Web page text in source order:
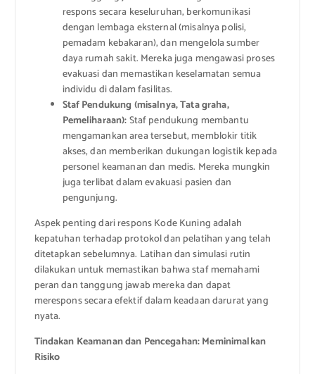
respons secara keseluruhan, berkomunikasi
dengan lembaga eksternal (misalnya polisi,
pemadam kebakaran), dan mengelola sumber
daya rumah sakit. Mereka juga mengawasi proses
evakuasi dan memastikan keselamatan semua
individu di dalam fasilitas.
Staf Pendukung (misalnya, Tata graha,
Pemeliharaan):Staf pendukung membantu
mengamankan area tersebut, memblokir titik
akses, dan memberikan dukungan logistik kepada
personel keamanan dan medis. Mereka mungkin
juga terlibat dalam evakuasi pasien dan
pengunjung.
Aspek penting dari respons Kode Kuning adalah
kepatuhan terhadap protokol dan pelatihan yang telah
ditetapkan sebelumnya. Latihan dan simulasi rutin
dilakukan untuk memastikan bahwa staf memahami
peran dan tanggung jawab mereka dan dapat
merespons secara efektif dalam keadaan darurat yang
nyata.
Tindakan Keamanan dan Pencegahan: Meminimalkan
Risiko